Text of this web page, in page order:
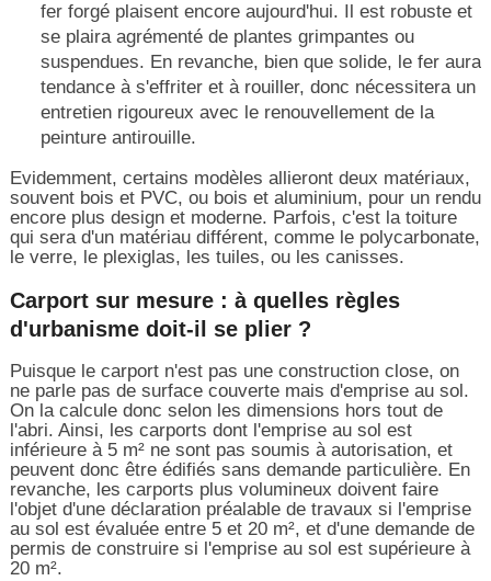
fer forgé plaisent encore aujourd'hui. Il est robuste et
se plaira agrémenté de plantes grimpantes ou
suspendues. En revanche, bien que solide, le fer aura
tendance à s'effriter et à rouiller, donc nécessitera un
entretien rigoureux avec le renouvellement de la
peinture antirouille.
Evidemment, certains modèles allieront deux matériaux,
souvent bois et PVC, ou bois et aluminium, pour un rendu
encore plus design et moderne. Parfois, c'est la toiture
qui sera d'un matériau différent, comme le polycarbonate,
le verre, le plexiglas, les tuiles, ou les canisses.
Carport sur mesure : à quelles règles
d'urbanisme doit-il se plier ?
Puisque le carport n'est pas une construction close, on
ne parle pas de surface couverte mais d'emprise au sol.
On la calcule donc selon les dimensions hors tout de
l'abri. Ainsi, les carports dont l'emprise au sol est
inférieure à 5 m² ne sont pas soumis à autorisation, et
peuvent donc être édifiés sans demande particulière. En
revanche, les carports plus volumineux doivent faire
l'objet d'une déclaration préalable de travaux si l'emprise
au sol est évaluée entre 5 et 20 m², et d'une demande de
permis de construire si l'emprise au sol est supérieure à
20 m².